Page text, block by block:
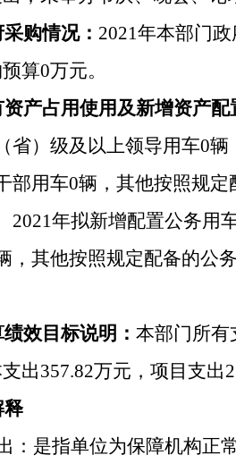
采购情况： 2021年本部门
算0万元。
资产占用使用及新增资产
省）级及以上领导用车0
部用车0辆，其他按照规
2021年拟新增配置公务用
，其他按照规定配备的公
绩效目标说明： 本部门所有
出357.82万元，项目支
释
：是指单位为保障机构正